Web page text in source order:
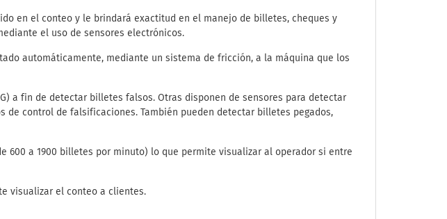
en el conteo y le brindará exactitud en el manejo de billetes, cheques y
el uso de sensores electrónicos.
automáticamente, mediante un sistema de fricción, a la máquina que los
a fin de detectar billetes falsos. Otras disponen de sensores para detectar
control de falsificaciones. También pueden detectar billetes pegados,
600 a 1900 billetes por minuto) lo que permite visualizar al operador si entre
visualizar el conteo a clientes.